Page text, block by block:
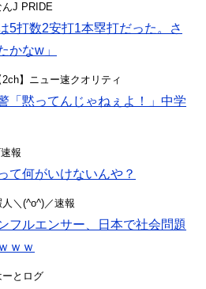
んJ PRIDE
5打数2安打1本塁打だった。さ
かなw」
】ニュー速クオリティ
「黙ってんじゃねぇよ！」中学
報
て何がいけないんや？
＼(^o^)／速報
フルエンサー、日本で社会問題
ｗｗ
ーとログ